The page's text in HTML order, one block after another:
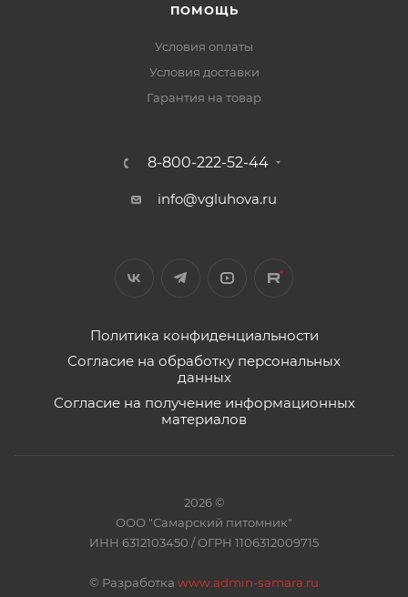
ПОМОЩЬ
Условия оплаты
Условия доставки
Гарантия на товар
8-800-222-52-44
info@vgluhova.ru
Политика конфиденциальности
Согласие на обработку персональных
данных
Согласие на получение информационных
материалов
2026 ©
ООО "Самарский питомник"
ИНН 6312103450 / ОГРН 1106312009715
© Разработка www.admin-samara.ru